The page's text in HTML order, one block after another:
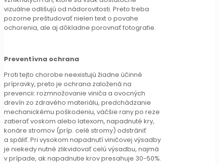
vizuálne odlišujú od nádorovitosti. Preto treba
pozorne preštudovať nielen text o povahe
ochorenia, ale aj dôkladne porovnať fotografie.
Preventívna ochrana
Proti tejto chorobe neexistujú žiadne účinné
prípravky, preto je ochrana založená na
prevencii: rozmnožovanie viniča a ovocných
drevín zo zdravého materiálu, predchádzanie
mechanickému poškodeniu, väčšie rany po reze
zatierať voskom alebo latexom, napadnuté kry,
konáre stromov (príp. celé stromy) odstrániť
a spáliť. Pri vysokom napadnutí viničovej výsadby
je niekedy nutné zlikvidovať celú výsadbu, najmä
v prípade, ak napadnutie krov presahuje 30-50%.